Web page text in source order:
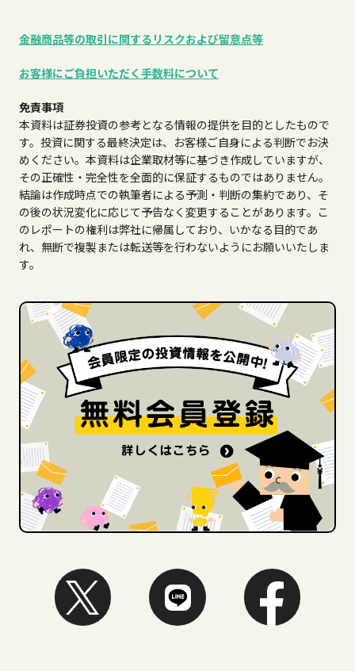
金融商品等の取引に関するリスクおよび留意点等
お客様にご負担いただく手数料について
免責事項
本資料は証券投資の参考となる情報の提供を目的としたもので
す。投資に関する最終決定は、お客様ご自身による判断でお決
めください。本資料は企業取材等に基づき作成していますが、
その正確性・完全性を全面的に保証するものではありません。
結論は作成時点での執筆者による予測・判断の集約であり、そ
の後の状況変化に応じて予告なく変更することがあります。こ
のレポートの権利は弊社に帰属しており、いかなる目的であ
れ、無断で複製または転送等を行わないようにお願いいたしま
す。